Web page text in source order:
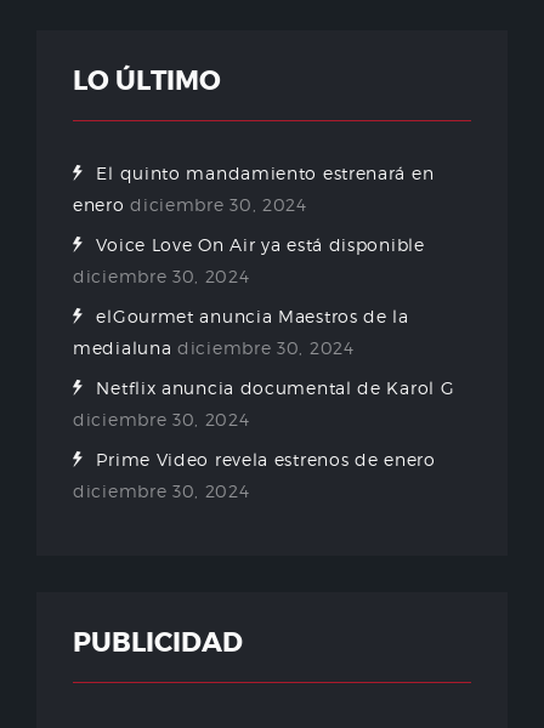
LO ÚLTIMO
El quinto mandamiento estrenará en
enero diciembre 30, 2024
Voice Love On Air ya está disponible
diciembre 30, 2024
elGourmet anuncia Maestros de la
medialuna diciembre 30, 2024
Netflix anuncia documental de Karol G
diciembre 30, 2024
Prime Video revela estrenos de enero
diciembre 30, 2024
PUBLICIDAD